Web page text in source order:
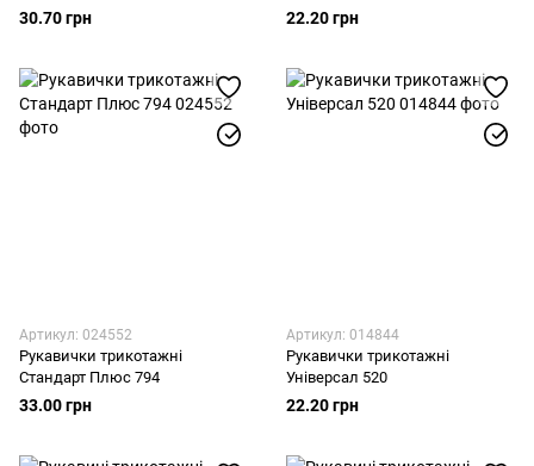
30.70 грн 22.20 грн
Артикул: 024552
Рукавички трикотажні
Стандарт Плюс 794
33.00 грн
Артикул: 014844
Рукавички трикотажні
Універсал 520
22.20 грн